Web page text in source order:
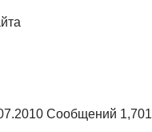
Сообщений 1,701